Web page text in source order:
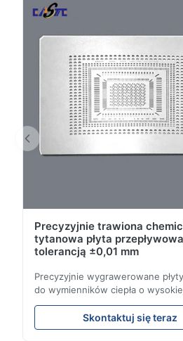
wysokiej dokładności,
Oct 28.2025
Pretty good. I recommend it.
Precyzyjnie trawiona
tytanowa płyta
tolerancją ±0,01 mm
Precyzyjnie wygrawerowane
do wymienników ciepła o
odporności na korozję Przegląd
przepływowejXinhaisen
specjalizuje się w produkcji
Skontaktuj się teraz